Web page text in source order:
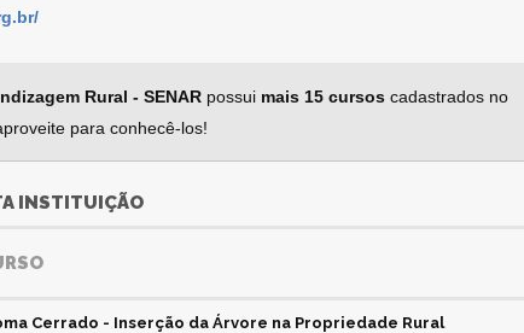
Rural - SENAR possui mais 15 cursos cadastrados no
para conhecê-los!
INSTITUIÇÃO
Cerrado - Inserção da Árvore na Propriedade Rural